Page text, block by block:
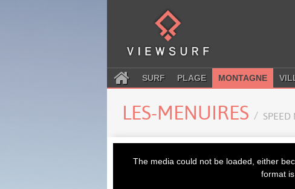
SURF PLAGE MONTAGNE
LES-MENUIRES
The media could not be loaded, either
format